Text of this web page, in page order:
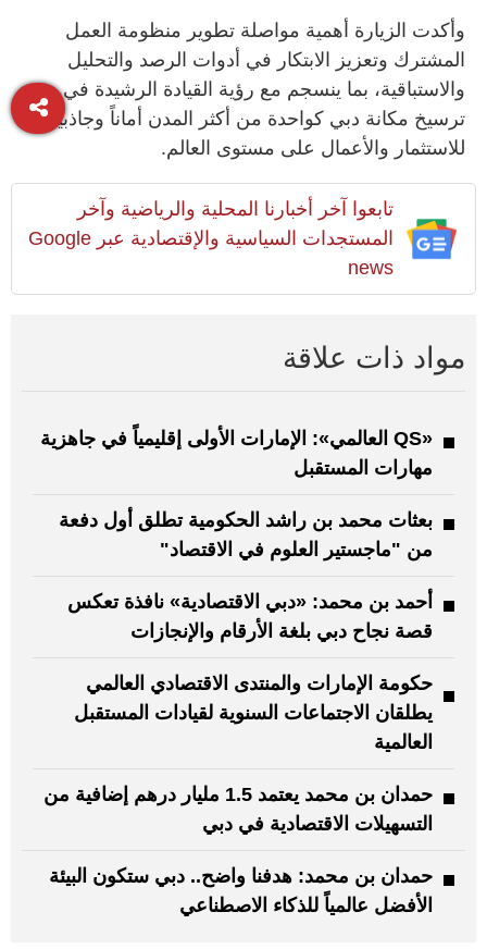
وأكدت الزيارة أهمية مواصلة تطوير منظومة العمل
المشترك وتعزيز الابتكار في أدوات الرصد والتحليل
والاستباقية، بما ينسجم مع رؤية القيادة الرشيدة في
ترسيخ مكانة دبي كواحدة من أكثر المدن أماناً وجاذبية
للاستثمار والأعمال على مستوى العالم.
تابعوا آخر أخبارنا المحلية والرياضية وآخر
المستجدات السياسية والإقتصادية عبر Google
news
مواد ذات علاقة
«QS العالمي»: الإمارات الأولى إقليمياً في جاهزية
مهارات المستقبل
بعثات محمد بن راشد الحكومية تطلق أول دفعة
من "ماجستير العلوم في الاقتصاد"
أحمد بن محمد: «دبي الاقتصادية» نافذة تعكس
قصة نجاح دبي بلغة الأرقام والإنجازات
حكومة الإمارات والمنتدى الاقتصادي العالمي
يطلقان الاجتماعات السنوية لقيادات المستقبل
العالمية
حمدان بن محمد يعتمد 1.5 مليار درهم إضافية من
التسهيلات الاقتصادية في دبي
حمدان بن محمد: هدفنا واضح.. دبي ستكون البيئة
الأفضل عالمياً للذكاء الاصطناعي